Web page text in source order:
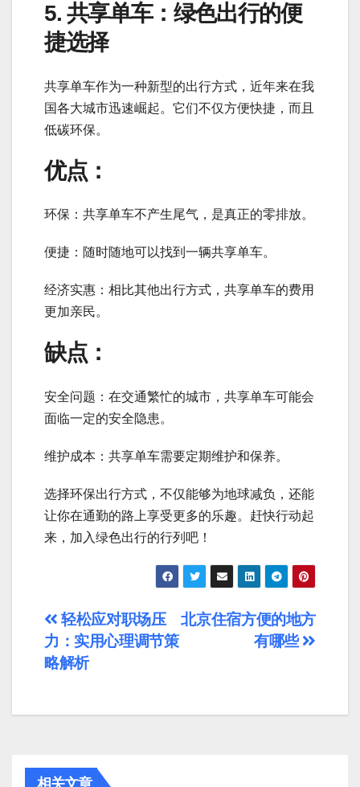
5. 共享单车：绿色出行的便
捷选择
共享单车作为一种新型的出行方式，近年来在我
国各大城市迅速崛起。它们不仅方便快捷，而且
低碳环保。
优点：
环保：共享单车不产生尾气，是真正的零排放。
便捷：随时随地可以找到一辆共享单车。
经济实惠：相比其他出行方式，共享单车的费用
更加亲民。
缺点：
安全问题：在交通繁忙的城市，共享单车可能会
面临一定的安全隐患。
维护成本：共享单车需要定期维护和保养。
选择环保出行方式，不仅能够为地球减负，还能
让你在通勤的路上享受更多的乐趣。赶快行动起
来，加入绿色出行的行列吧！
文
章
航
北京住宿方便的地方
有哪些
轻松应对职场压
力：实用心理调节策
略解析
相关文章